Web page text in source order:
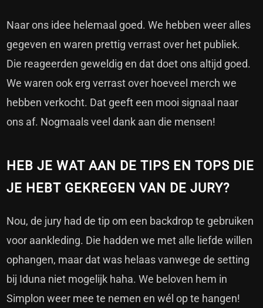
Naar ons idee helemaal goed. We hebben weer alles
gegeven en waren prettig verrast over het publiek.
Die reageerden geweldig en dat doet ons altijd goed.
We waren ook erg verrast over hoeveel merch we
hebben verkocht. Dat geeft een mooi signaal naar
ons af. Nogmaals veel dank aan die mensen!
HEB JE WAT AAN DE TIPS EN TOPS DIE
JE HEBT GEKREGEN VAN DE JURY?
Nou, de jury had de tip om een backdrop te gebruiken
voor aankleding. Die hadden we met alle liefde willen
ophangen, maar dat was helaas vanwege de setting
bij Iduna niet mogelijk haha. We beloven hem in
Simplon weer mee te nemen en wél op te hangen!